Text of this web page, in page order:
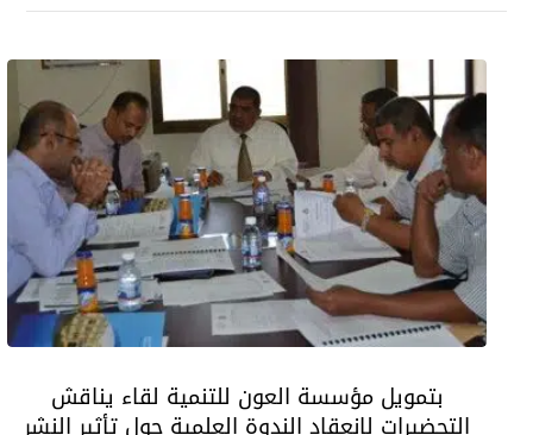
بتمويل مؤسسة العون للتنمية لقاء يناقش
التحضيرات لانعقاد الندوة العلمية حول تأثير النشر